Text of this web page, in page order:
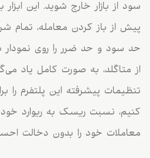
سود از بازار خارج شوید. این
پیش از باز کردن معامله، تمام
حد سود و حد ضرر را روی نمودار
از متاگلد، به صورت کامل یاد
تنظیمات پیشرفته این پلتفرم را
کنیم، نسبت ریسک به ریوارد
معاملات خود را بدون دخالت